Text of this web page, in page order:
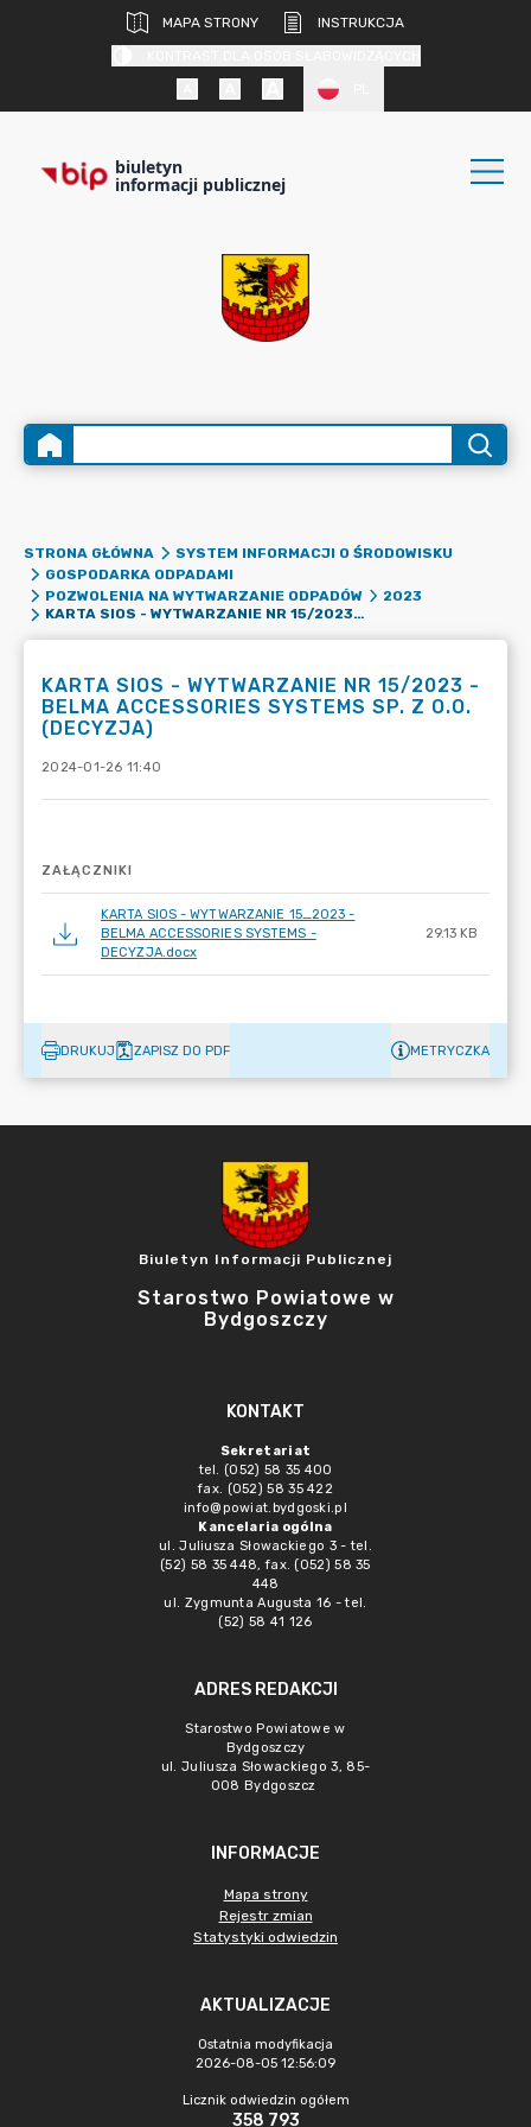
MAPA STRONY
INSTRUKCJA
biuletyn
informacji publicznej
STRONA GŁÓWNA
SYSTEM INFORMACJI O ŚRODOWISKU
GOSPODARKA ODPADAMI
POZWOLENIA NA WYTWARZANIE ODPADÓW
2023
KARTA SIOS - WYTWARZANIE NR 15/2023 - BELMA ACCESSORIES SYSTEMS SP. Z O.O. (DECYZJA)
KARTA SIOS - WYTWARZANIE NR 15/2023 -
BELMA ACCESSORIES SYSTEMS SP. Z O.O.
(DECYZJA)
2024-01-26 11:40
ZAŁĄCZNIKI
KARTA SIOS - WYTWARZANIE 15_2023 -
BELMA ACCESSORIES SYSTEMS -
DECYZJA.docx
29.13 KB
DRUKUJ ZAPISZ DO PDF METRYCZKA
Biuletyn Informacji Publicznej
Starostwo Powiatowe w
Bydgoszczy
KONTAKT
Sekretariat
tel. (052) 58 35 400
fax. (052) 58 35 422
info@powiat.bydgoski.pl
Kancelaria ogólna
ul. Juliusza Słowackiego 3 - tel.
(52) 58 35 448, fax. (052) 58 35
448
ul. Zygmunta Augusta 16 - tel.
(52) 58 41 126
ADRES REDAKCJI
Starostwo Powiatowe w
Bydgoszczy
ul. Juliusza Słowackiego 3, 85-
008 Bydgoszcz
INFORMACJE
Mapa strony
Rejestr zmian
Statystyki odwiedzin
AKTUALIZACJE
Ostatnia modyfikacja
2026-08-05 12:56:09
Licznik odwiedzin ogółem
358 793